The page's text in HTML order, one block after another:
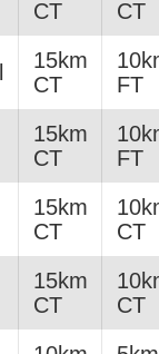
CT
CT
15km
CT
FT
15km
CT
FT
15km
CT
CT
15km
CT
CT